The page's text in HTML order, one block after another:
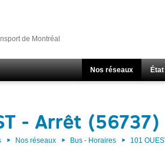
de Montréal
Nos réseaux
- Arrêt (56737)
Nos réseaux Bus - Horaires 101